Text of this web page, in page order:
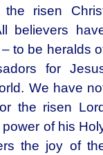
the risen
believers
to be heralds
for
We have
the risen
of his
the joy of